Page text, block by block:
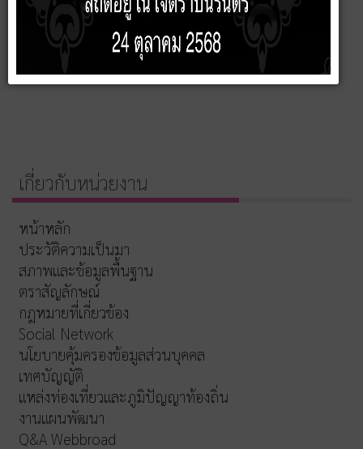
เกี่ยวกับหน่วยงาน
หน้าหลัก
ประวัติความเป็นมา
สภาพและข้อมูลพื้นฐาน
ตราสัญลักษณ์
กฎหมายที่เกี่ยวข้อง
Social Network
นโยบายคุ้มครองข้อมูลส่วนบุคคล
เทศบัญญัติ
แหล่งท่องเที่ยวและภูมิปัญญาท้องถิ่น
งานแผนพัฒนา
Q&A Webbroad